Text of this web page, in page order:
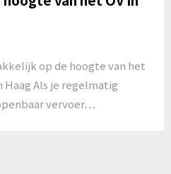
op de hoogte van het
Als je regelmatig
vervoer…